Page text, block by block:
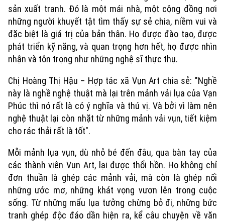
sản xuất tranh. Đó là một mái nhà, một cộng đồng nơi
những người khuyết tật tìm thấy sự sẻ chia, niềm vui và
đặc biệt là giá trị của bản thân. Họ được đào tạo, được
phát triển kỹ năng, và quan trọng hơn hết, họ được nhìn
nhận và tôn trọng như những nghệ sĩ thực thụ.
Chị Hoàng Thị Hậu – Hợp tác xã Vụn Art chia sẻ: "Nghề
này là nghề nghệ thuật mà lại trên mảnh vải lụa của Vạn
Phúc thì nó rất là có ý nghĩa và thú vị. Và bởi vì làm nên
nghệ thuật lại còn nhặt từ những mảnh vải vụn, tiết kiệm
cho rác thải rất là tốt".
Mỗi mảnh lụa vụn, dù nhỏ bé đến đâu, qua bàn tay của
các thành viên Vụn Art, lại được thổi hồn. Họ không chỉ
đơn thuần là ghép các mảnh vải, mà còn là ghép nối
những ước mơ, những khát vọng vươn lên trong cuộc
sống. Từ những mẩu lụa tưởng chừng bỏ đi, những bức
tranh ghép độc đáo dần hiện ra, kể câu chuyện về văn